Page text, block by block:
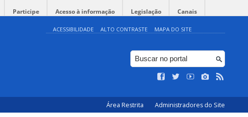
Participe Acesso à informação Legislação Canais
ACESSIBILIDADE ALTO CONTRASTE MAPA DO SITE
Área Restrita Administradores do Site